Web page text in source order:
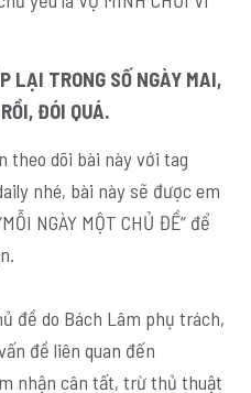
LẠI TRONG SỐ NGÀY MAI,
ĐÓI QUÁ.
theo dõi bài này với tag
nhé, bài này sẽ được em
NGÀY MỘT CHỦ ĐỀ” để
đề do Bách Lâm phụ trách,
đề liên quan đến
nhận cân tất, trừ thủ thuật